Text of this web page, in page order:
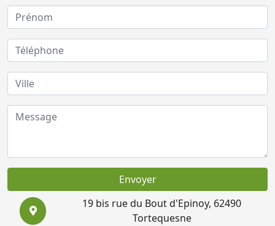
Envoyer
19 bis rue du Bout d'Epinoy, 62490
Tortequesne